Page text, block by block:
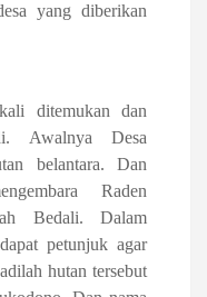
yang diberikan
ditemukan dan
Awalnya Desa
belantara. Dan
Raden
Bedali. Dalam
petunjuk agar
hutan tersebut